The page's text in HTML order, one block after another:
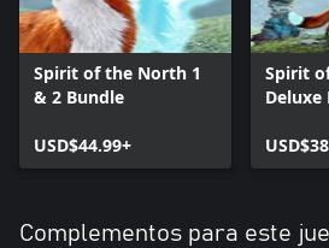
Spirit of the North 1
& 2 Bundle
USD$44.99+
Spirit
Deluxe
Complementos para este